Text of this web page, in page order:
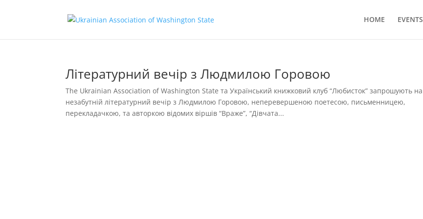
HOME EVENTS
Літературний вечір з Людмилою Горовою
The Ukrainian Association of Washington State та Український книжковий клуб “Любисток” запрошують на
незабутній літературний вечір з Людмилою Горовою, неперевершеною поетесою, письменницею,
перекладачкою, та авторкою відомих віршів “Враже”, “Дівчата...